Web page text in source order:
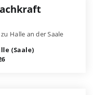
Halle an der Saale
(Saale)